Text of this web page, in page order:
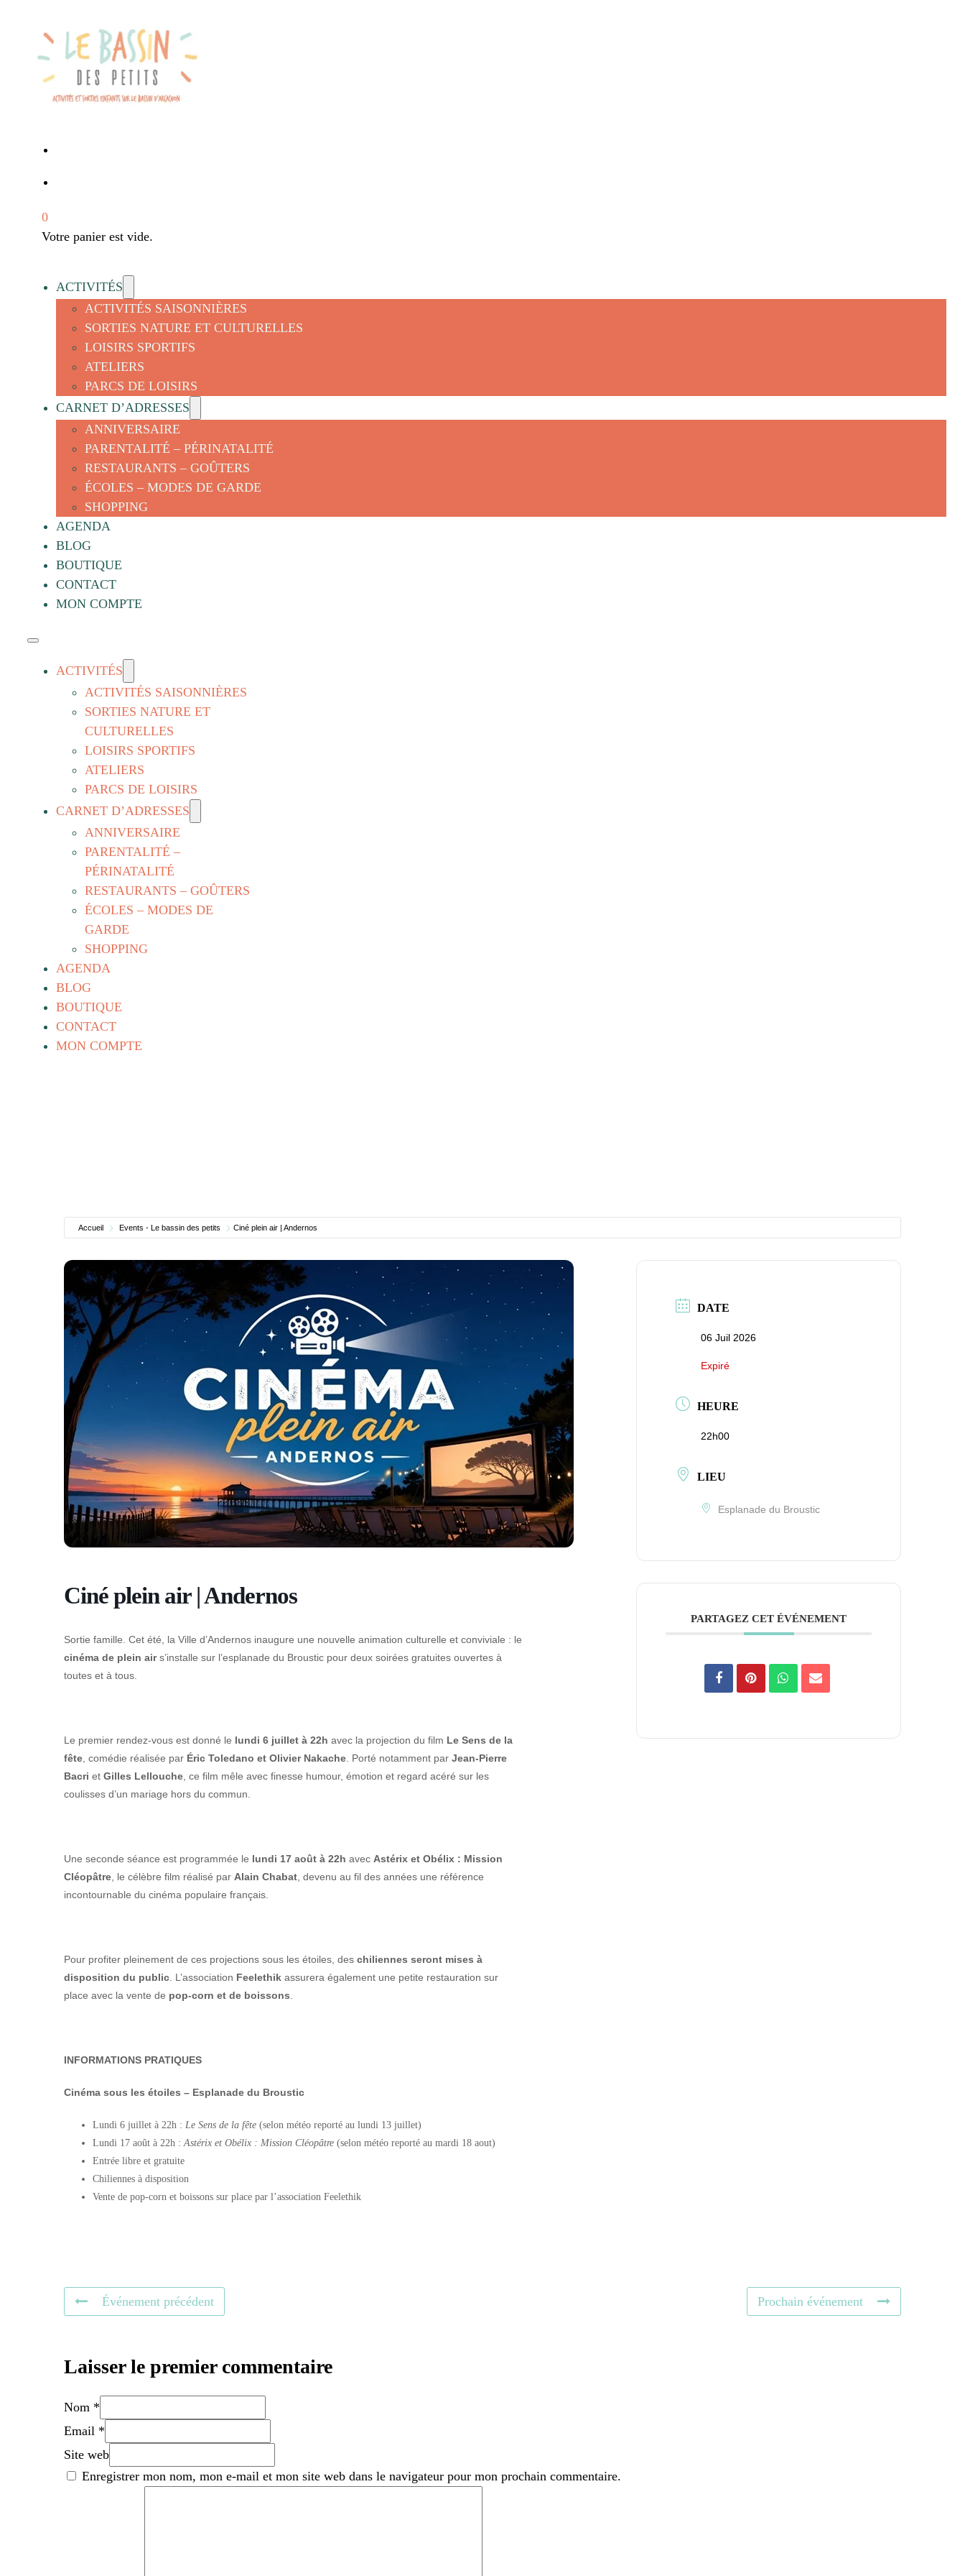
0
Votre panier est vide.
ACTIVITÉS
ACTIVITÉS SAISONNIÈRES
SORTIES NATURE ET CULTURELLES
LOISIRS SPORTIFS
ATELIERS
PARCS DE LOISIRS
CARNET D’ADRESSES
ANNIVERSAIRE
PARENTALITÉ – PÉRINATALITÉ
RESTAURANTS – GOÛTERS
ÉCOLES – MODES DE GARDE
SHOPPING
AGENDA
BLOG
BOUTIQUE
CONTACT
MON COMPTE
ACTIVITÉS
ACTIVITÉS SAISONNIÈRES
SORTIES NATURE ET
CULTURELLES
LOISIRS SPORTIFS
ATELIERS
PARCS DE LOISIRS
CARNET D’ADRESSES
ANNIVERSAIRE
PARENTALITÉ –
PÉRINATALITÉ
RESTAURANTS – GOÛTERS
ÉCOLES – MODES DE
GARDE
SHOPPING
AGENDA
BLOG
BOUTIQUE
CONTACT
MON COMPTE
Accueil Events - Le bassin des petits Ciné plein air | Andernos
Ciné plein air | Andernos
Sortie famille. Cet été, la Ville d’Andernos inaugure une nouvelle animation culturelle et conviviale : le
cinéma de plein airs’installe sur l’esplanade du Broustic pour deux soirées gratuites ouvertes à
toutes et à tous.
Le premier rendez-vous est donné le lundi 6 juillet à 22h avec la projection du film Le Sens de la
fête , comédie réalisée par Éric Toledano et Olivier Nakache . Porté notamment par Jean-Pierre
Bacri et Gilles Lellouche , ce film mêle avec finesse humour, émotion et regard acéré sur les
coulisses d’un mariage hors du commun.
Une seconde séance est programmée le lundi 17 août à 22h avec Astérix et Obélix : Mission
Cléopâtre , le célèbre film réalisé par Alain Chabat , devenu au fil des années une référence
incontournable du cinéma populaire français.
Pour profiter pleinement de ces projections sous les étoiles, des chiliennes seront mises à
disposition du public . L’association Feelethik assurera également une petite restauration sur
place avec la vente de pop-corn et de boissons
INFORMATIONS PRATIQUES
Cinéma sous les étoiles – Esplanade du Broustic
Lundi 6 juillet à 22h : Le Sens de la fête (selon météo reporté au lundi 13 juillet)
Lundi 17 août à 22h :Astérix et Obélix : Mission Cléopâtre (selon météo reporté au mardi 18 aout)
Entrée libre et gratuite
Chiliennes à disposition
Vente de pop-corn et boissons sur place par l’association Feelethik
DATE
06 Juil 2026
Expiré
HEURE
22h00
LIEU
Esplanade du Broustic
PARTAGEZ CET ÉVÉNEMENT
Événement précédent Prochain événement
Laisser le premier commentaire
Nom *
Email *
Site web
Enregistrer mon nom, mon e-mail et mon site web dans le navigateur pour mon prochain commentaire.